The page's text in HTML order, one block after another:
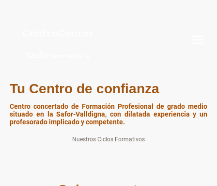
Tu Centro de confianza
Centro concertado de Formación Profesional de grado medio
situado en la Safor-Valldigna, con dilatada experiencia y un
profesorado implicado y competente.
Nuestros Ciclos Formativos